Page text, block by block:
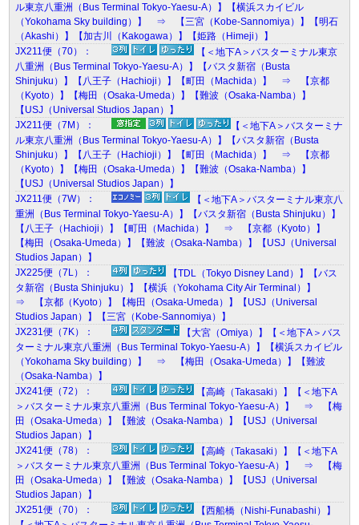
ル東京八重洲（Bus Terminal Tokyo-Yaesu-A）】【横浜スカイビル
（Yokohama Sky building）】 ⇒ 【三宮（Kobe-Sannomiya）】【明石
（Akashi）】【加古川（Kakogawa）】【姫路（Himeji）】
JX211便（70）：
【＜地下A＞バスターミナル東京
八重洲（Bus Terminal Tokyo-Yaesu-A）】【バスタ新宿（Busta
Shinjuku）】【八王子（Hachioji）】【町田（Machida）】 ⇒ 【京都
（Kyoto）】【梅田（Osaka-Umeda）】【難波（Osaka-Namba）】
【USJ（Universal Studios Japan）】
JX211便（7M）：
【＜地下A＞バスターミナ
ル東京八重洲（Bus Terminal Tokyo-Yaesu-A）】【バスタ新宿（Busta
Shinjuku）】【八王子（Hachioji）】【町田（Machida）】 ⇒ 【京都
（Kyoto）】【梅田（Osaka-Umeda）】【難波（Osaka-Namba）】
【USJ（Universal Studios Japan）】
JX211便（7W）：
【＜地下A＞バスターミナル東京八
重洲（Bus Terminal Tokyo-Yaesu-A）】【バスタ新宿（Busta Shinjuku）】
【八王子（Hachioji）】【町田（Machida）】 ⇒ 【京都（Kyoto）】
【梅田（Osaka-Umeda）】【難波（Osaka-Namba）】【USJ（Universal
Studios Japan）】
JX225便（7L）：
【TDL（Tokyo Disney Land）】【バス
タ新宿（Busta Shinjuku）】【横浜（Yokohama City Air Terminal）】
⇒ 【京都（Kyoto）】【梅田（Osaka-Umeda）】【USJ（Universal
Studios Japan）】【三宮（Kobe-Sannomiya）】
JX231便（7K）：
【大宮（Omiya）】【＜地下A＞バス
ターミナル東京八重洲（Bus Terminal Tokyo-Yaesu-A）】【横浜スカイビル
（Yokohama Sky building）】 ⇒ 【梅田（Osaka-Umeda）】【難波
（Osaka-Namba）】
JX241便（72）：
【高崎（Takasaki）】【＜地下A
＞バスターミナル東京八重洲（Bus Terminal Tokyo-Yaesu-A）】 ⇒ 【梅
田（Osaka-Umeda）】【難波（Osaka-Namba）】【USJ（Universal
Studios Japan）】
JX241便（78）：
【高崎（Takasaki）】【＜地下A
＞バスターミナル東京八重洲（Bus Terminal Tokyo-Yaesu-A）】 ⇒ 【梅
田（Osaka-Umeda）】【難波（Osaka-Namba）】【USJ（Universal
Studios Japan）】
JX251便（70）：
【西船橋（Nishi-Funabashi）】